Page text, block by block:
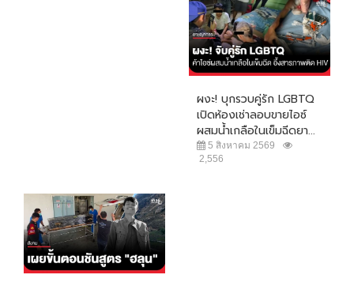
ผงะ! บุกรวบคู่รัก LGBTQ
เปิดห้องเช่าลอบขายไอซ์
ผสมน้ำเกลือในเข็มฉีดยา...
5 สิงหาคม 2569
2,556